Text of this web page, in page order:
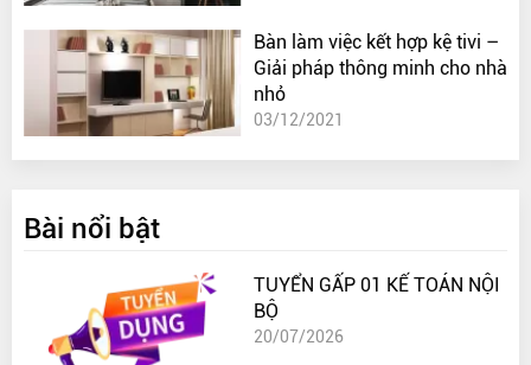
Bàn làm việc kết hợp kệ tivi –
Giải pháp thông minh cho nhà
nhỏ
03/12/2021
Bài nổi bật
TUYỂN GẤP 01 KẾ TOÁN NỘI
BỘ
20/07/2026